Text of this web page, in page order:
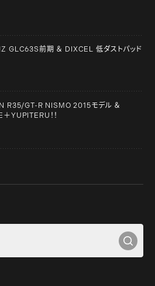
GLC63S前期 ＆ DIXCEL 低ダストパッド
R35/GT-R NISMO 2015モデル ＆
YUPITERU！！